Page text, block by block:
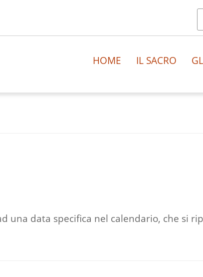
HOME IL SACRO
una data specifica nel calendario, che si